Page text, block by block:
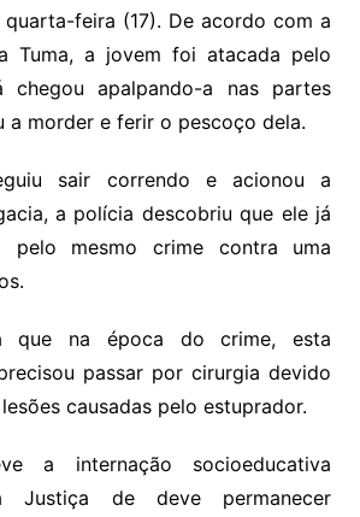
feira (17). De acordo com a
Tuma, a jovem foi atacada pelo
chegou apalpando-a nas partes
a morder e ferir o pescoço dela.
sair correndo e acionou a
a polícia descobriu que ele já
pelo mesmo crime contra uma
que na época do crime, esta
passar por cirurgia devido
causadas pelo estuprador.
a internação socioeducativa
Justiça de deve permanecer